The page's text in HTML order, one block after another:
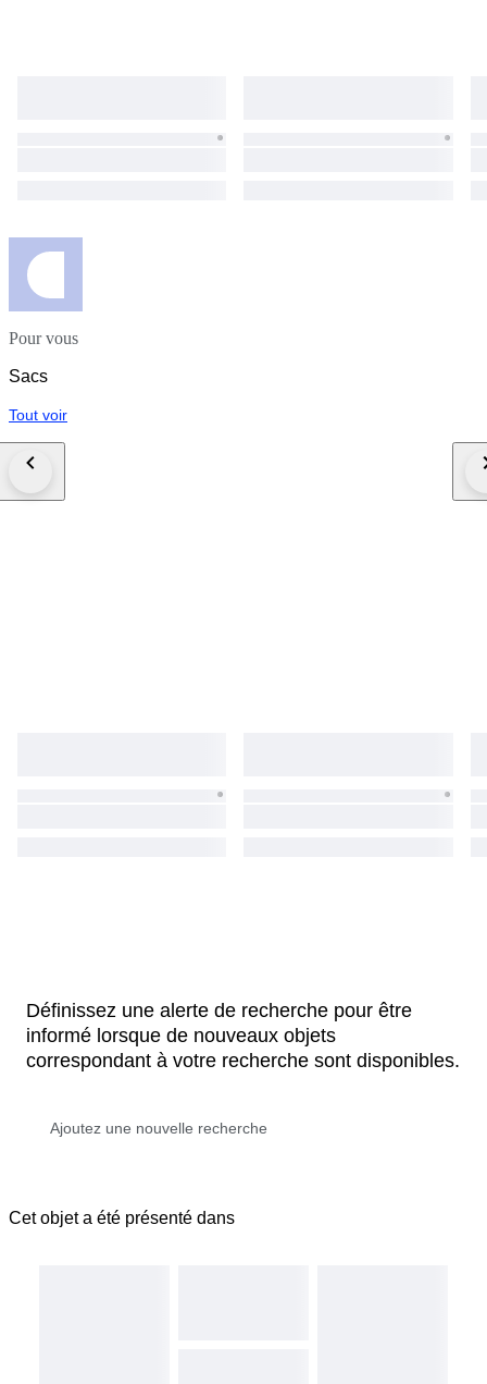
Pour vous
Sacs
Tout voir
Définissez une alerte de recherche pour être
informé lorsque de nouveaux objets
correspondant à votre recherche sont disponibles.
Cet objet a été présenté dans